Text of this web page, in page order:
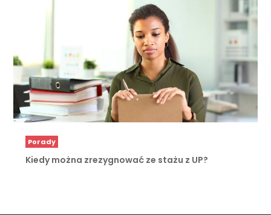
Porady
Kiedy można zrezygnować ze stażu z UP?